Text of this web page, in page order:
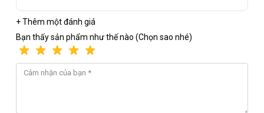
+ Thêm một đánh giá
Bạn thấy sản phẩm như thế nào (Chọn sao nhé)